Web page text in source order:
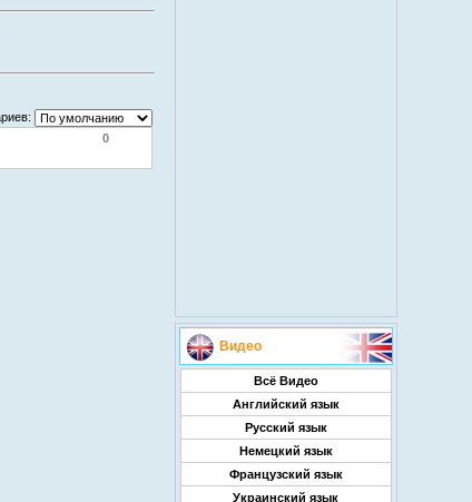
0
Видео
Всё Видео
Английский язык
Русский язык
Немецкий язык
Французский язык
Украинский язык